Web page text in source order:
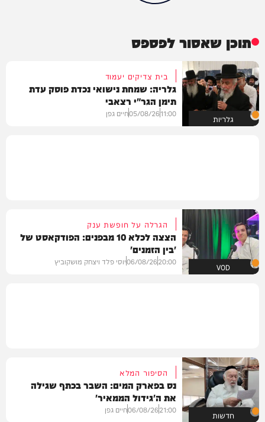
תוכן שאסור לפספס
גלריות
בית צדיקים יעמוד
גלריה: שמחת נישואי נכדת פוסק עדת
תימן הגר"י רצאבי
11:00
05/08/26חיים גפן
VOD
הגרלה על חופשת ענק
הצצה לכלא 10 מבפנים: הפודקאסט של
'בין הזמנים'
20:00
06/08/26יוסי פלד ויצחק מושקוביץ
חדשות
הסיפור המלא
נס בפארק המים: השבר בכתף שגילה
את ה'גידול הממאיר'
21:00
06/08/26חיים גפן